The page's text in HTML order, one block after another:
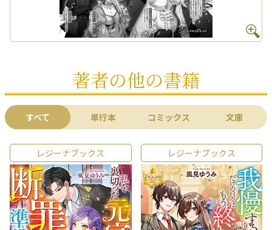
著者の他の書籍
すべて 単行本 コミックス 文庫
レジーナブックス レジーナブックス